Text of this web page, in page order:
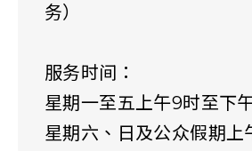
务）
服务时间：
星期一至五上午9时至下
星期六、日及公众假期上